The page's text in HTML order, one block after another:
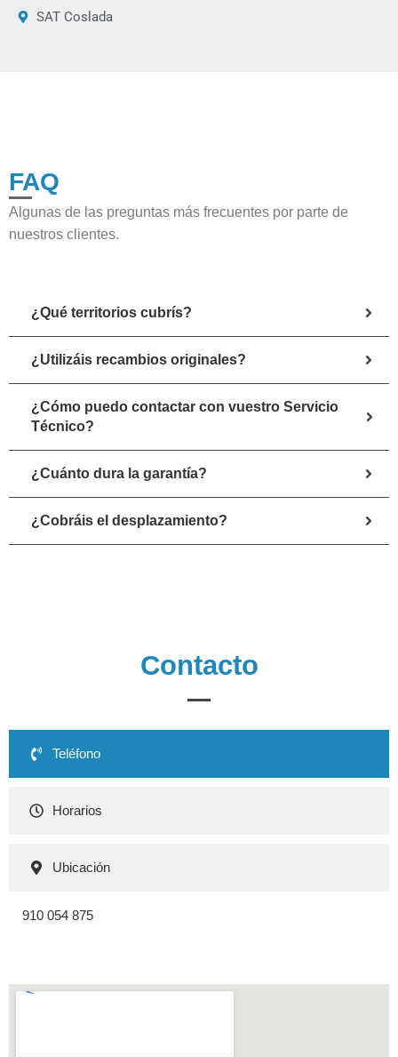
SAT Coslada
FAQ
Algunas de las preguntas más frecuentes por parte de
nuestros clientes.
¿Qué territorios cubrís?
¿Utilizáis recambios originales?
¿Cómo puedo contactar con vuestro Servicio
Técnico?
¿Cuánto dura la garantía?
¿Cobráis el desplazamiento?
Contacto
Teléfono
Horarios
Ubicación
910 054 875